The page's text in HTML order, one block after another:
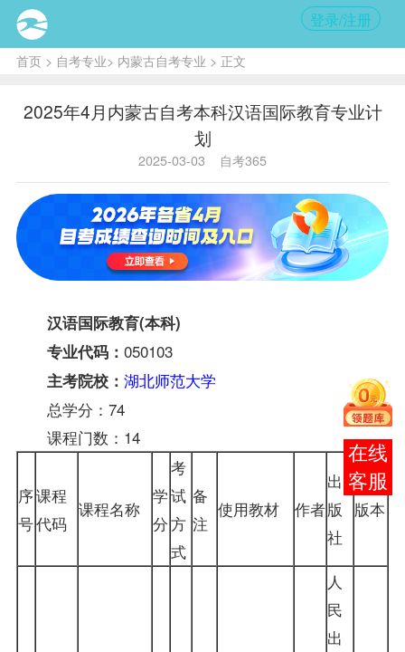
登录/注册
首页> 自考专业> 内蒙古自考专业 > 正文
2025年4月内蒙古自考本科汉语国际教育专业计
划
2025-03-03 自考365
汉语国际教育(本科)
专业代码： 050103
主考院校： 湖北师范大学
总学分：74
课程门数：14
序
号
课程
代码
课程名称
学
分
考
试
方
式
备
注
使用教材 作者
出
版
社
版本
人
民
出
在线
客服